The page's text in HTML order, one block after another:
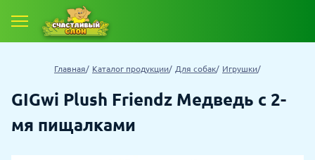
Главная Каталог продукции Для собак Игрушки
GIGwi Plush Friendz Медведь с 2-
мя пищалками